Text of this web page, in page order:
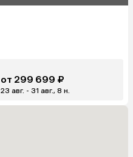
от 299 699 ₽
23 авг. - 31 авг., 8 н.